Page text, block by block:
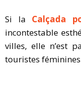
Si la Calçada
incontestable
villes, elle n’est
touristes